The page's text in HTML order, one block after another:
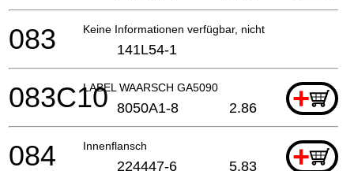
Keine Informationen verfügbar, nicht bestellbar
083 141L54-1
LABEL WAARSCH GA5090 +
083C10 8050A1-8 2.86
Innenflansch +
084 224447-6 5.83